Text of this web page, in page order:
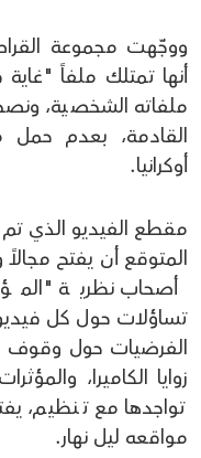
ووجّهت مجموعة
أنها تمتلك ملفاً
ملفاته الشخصية،
القادمة، بعدم
أوكرانيا.
مقطع الفيديو الذي
المتوقع أن يفتح
أصحاب نظرية
تساؤلات حول كل
الفرضيات حول وقوف
زوايا الكاميرا،
تواجدها مع تنظيم،
مواقعه ليل نهار.